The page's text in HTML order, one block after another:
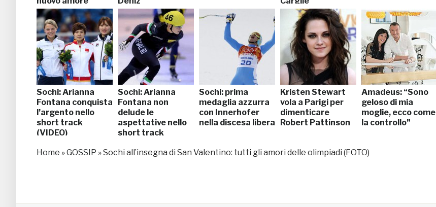
Sochi: Arianna
Fontana conquista
l’argento nello
short track
(VIDEO)
Sochi: Arianna
Fontana non
delude le
aspettative nello
short track
Sochi: prima
medaglia azzurra
con Innerhofer
nella discesa libera
Kristen Stewart
vola a Parigi per
dimenticare
Robert Pattinson
Amadeus: “Sono
geloso di mia
moglie, ecco come
la controllo”
Home »GOSSIP »Sochi all’insegna di San Valentino: tutti gli amori delle olimpiadi (FOTO)